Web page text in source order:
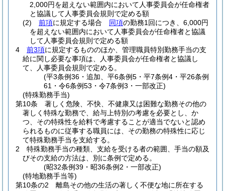
2,000円を超えない範囲内において人事委員会が任命権者
と協議して人事委員会規則で定める額
(2)
前項に規定する場合 同項の勤務1回につき、6,000円
を超えない範囲内において人事委員会が任命権者と協議
して人事委員会規則で定める額
4
前3項に規定するもののほか、管理職員特別勤務手当の支
給に関し必要な事項は、人事委員会が任命権者と協議し
て、人事委員会規則で定める。
(平3条例36・追加、平6条例5・平7条例4・平26条例
61・令6条例53・令7条例3・一部改正)
(特殊勤務手当)
第10条
著しく危険、不快、不健康又は困難な勤務その他の
著しく特殊な勤務で、給与上特別の考慮を必要とし、か
つ、その特殊性を給料で考慮することが適当でないと認め
られるものに従事する職員には、その勤務の特殊性に応じ
て特殊勤務手当を支給する。
2
特殊勤務手当の種類、支給を受ける者の範囲、手当の額及
びその支給の方法は、別に条例で定める。
(昭32条例39・昭36条例2・一部改正)
(特地勤務手当等)
第10条の2
離島その他の生活の著しく不便な地に所在する